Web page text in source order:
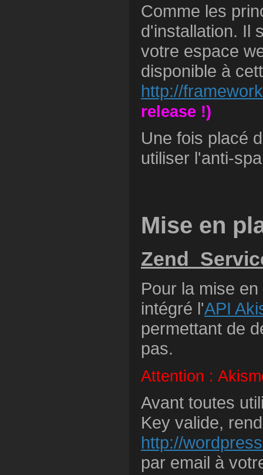
Comme les
d'installation. Il
votre espace
disponible à
http://
release !)
Une fois placé
utiliser l'anti-
Mise en
Pour la mise
intégré l'API
permettant de
pas.
Attention :
Avant toutes
Key valide,
http://
par email à